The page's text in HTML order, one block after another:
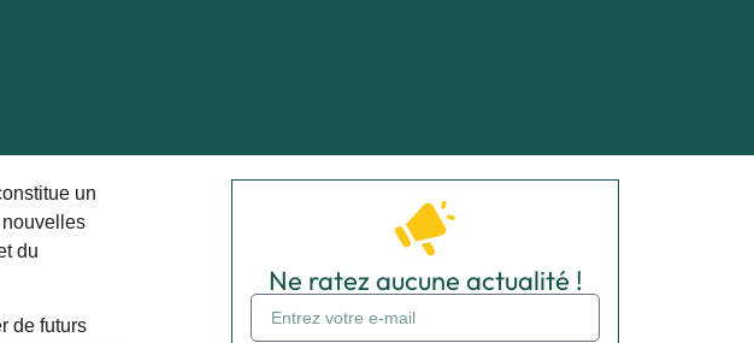
un
nouvelles
du
de futurs
Ne ratez aucune actualité !